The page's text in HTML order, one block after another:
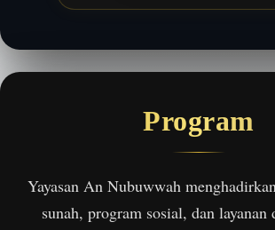
Program
Yayasan An Nubuwwah
sunah, program sosial, dan layanan